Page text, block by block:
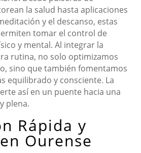
la salud hasta aplicaciones
y el descanso, estas
tomar el control de
y mental. Al integrar la
rutina, no solo optimizamos
sino que también fomentamos
equilibrado y consciente. La
así en un puente hacia una
plena.
Rápida y
Ourense